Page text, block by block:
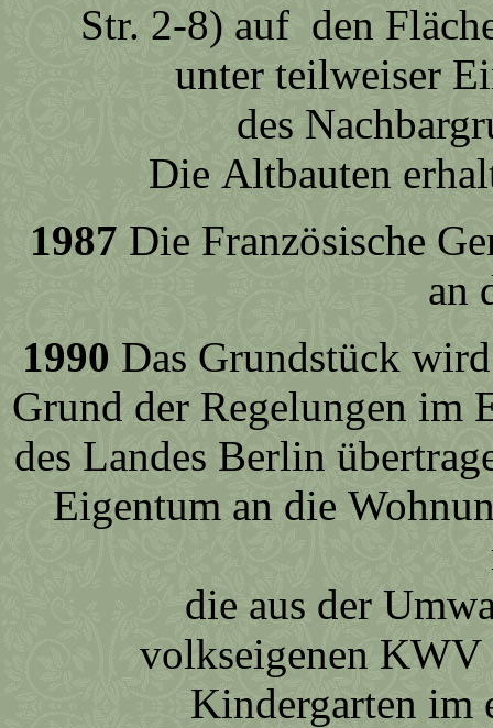
Str. 2-8) auf den
unter teilweiser
des
Die Altbauten
1987 Die Französische
an
1990 Das Grundstück
Grund der Regelungen im
des Landes Berlin
Eigentum an die
die aus der
volkseigenen
Kindergarten im